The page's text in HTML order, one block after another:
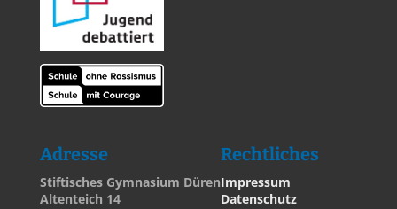
Adresse
Stiftisches Gymnasium Düren
Altenteich 14
Rechtliches
Impressum
Datenschutz